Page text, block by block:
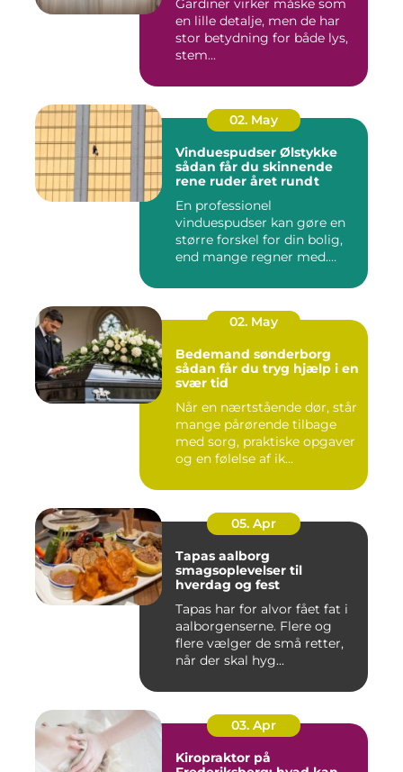
Gardiner virker måske som
en lille detalje, men de har
stor betydning for både lys,
stem...
02. May
Vinduespudser Ølstykke
sådan får du skinnende
rene ruder året rundt
En professionel
vinduespudser kan gøre en
større forskel for din bolig,
end mange regner med.
02. May
Bedemand sønderborg
sådan får du tryg hjælp i en
svær tid
Når en nærtstående dør, står
mange pårørende tilbage
med sorg, praktiske opgaver
og en følelse af ik...
05. Apr
Tapas aalborg
smagsoplevelser til
hverdag og fest
Tapas har for alvor fået fat i
aalborgenserne. Flere og
flere vælger de små retter,
når der skal hyg...
03. Apr
Kiropraktor på